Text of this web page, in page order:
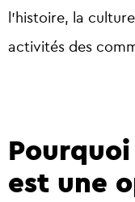
l’histoire, la
activités des
est une